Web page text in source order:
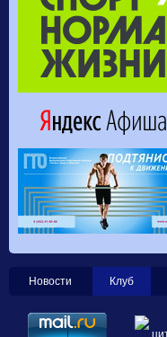
Новости Клуб